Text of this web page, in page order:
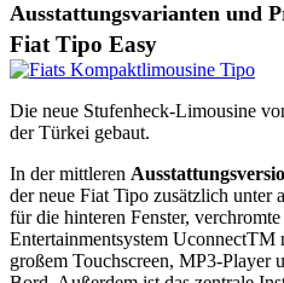
Ausstattungsvarianten und
Fiat Tipo Easy
Die neue Stufenheck-Limousine
der Türkei gebaut.
In der mittleren
der neue Fiat Tipo zusätzlich unter
für die hinteren Fenster,
Entertainmentsystem
großem Touchscreen, MP3-